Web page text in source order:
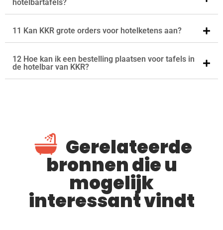
hotelbartafels?
11 Kan KKR grote orders voor hotelketens aan?
12 Hoe kan ik een bestelling plaatsen voor tafels in
de hotelbar van KKR?
Gerelateerde
bronnen die u
mogelijk
interessant vindt